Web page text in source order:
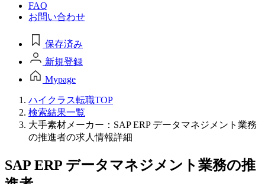
FAQ
お問い合わせ
保存済み
新規登録
Mypage
ハイクラス転職TOP
検索結果一覧
大手素材メーカー：SAP ERP データマネジメント業務
の推進者の求人情報詳細
SAP ERP データマネジメント業務の推